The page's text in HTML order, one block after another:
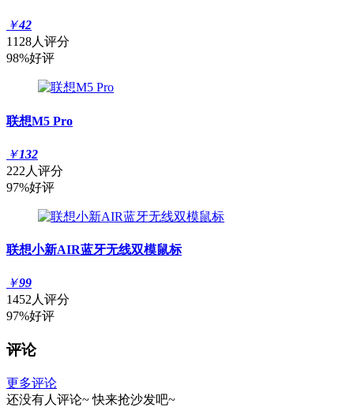
￥42
1128人评分
98%好评
联想M5 Pro
￥132
222人评分
97%好评
联想小新AIR蓝牙无线双模鼠标
￥99
1452人评分
97%好评
评论
更多评论
还没有人评论~ 快来抢沙发吧~